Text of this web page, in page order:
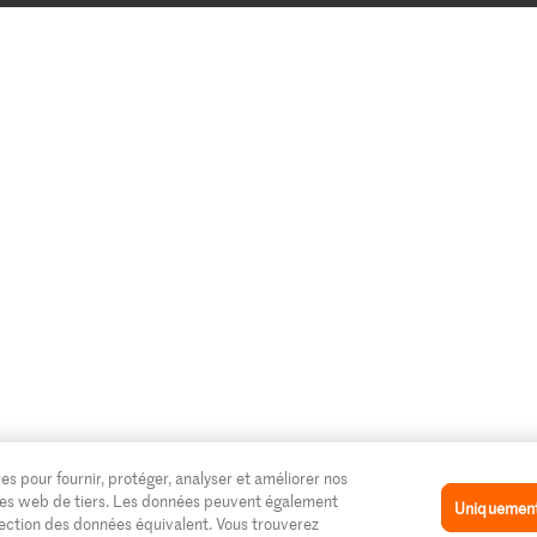
pour fournir, protéger, analyser et améliorer nos
web de tiers. Les données peuvent également
des données équivalent. Vous trouverez